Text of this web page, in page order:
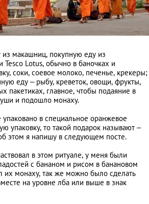
макашниц, покупную еду из
Tesco Lotus, обычно в баночках и
соки, соевое молоко, печенье, крекеры;
еду – рыбу, креветок, овощи, фрукты,
пакетиках, главное, чтобы подаяние в
и подошло монаху.
в специальное оранжевое
упаковку, то такой подарок называют –
этом я напишу в следующем посте.
в этом ритуале, у меня были
с бананом и рисом в банановом
их монаху, так же можно было сделать
на уровне лба или выше в знак